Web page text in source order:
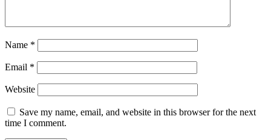
Name *
Email *
Website
Save my name, email, and website in this browser for the next
time I comment.